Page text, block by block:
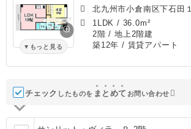
もっと見る
北九州市小倉南区下石田１
1LDK / 36.0m²
2階 / 地上2階建
築12年 / 賃貸アパート
チェック したものを ま と めて お問い合わせ